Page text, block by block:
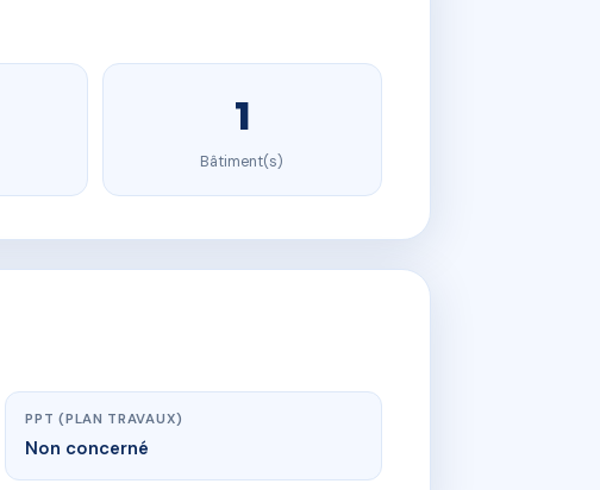
1
Bâtiment(s)
PPT (PLAN TRAVAUX)
Non concerné